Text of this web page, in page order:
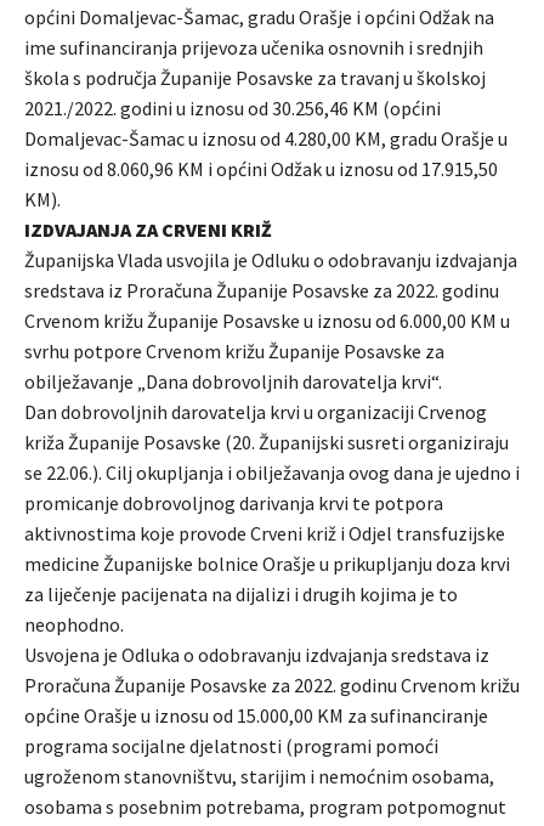
općini Domaljevac-Šamac, gradu Orašje i općini Odžak na
ime sufinanciranja prijevoza učenika osnovnih i srednjih
škola s područja Županije Posavske za travanj u školskoj
2021./2022. godini u iznosu od 30.256,46 KM (općini
Domaljevac-Šamac u iznosu od 4.280,00 KM, gradu Orašje u
iznosu od 8.060,96 KM i općini Odžak u iznosu od 17.915,50
KM).
IZDVAJANJA ZA CRVENI KRIŽ
Županijska Vlada usvojila je Odluku o odobravanju izdvajanja
sredstava iz Proračuna Županije Posavske za 2022. godinu
Crvenom križu Županije Posavske u iznosu od 6.000,00 KM u
svrhu potpore Crvenom križu Županije Posavske za
obilježavanje „Dana dobrovoljnih darovatelja krvi“.
Dan dobrovoljnih darovatelja krvi u organizaciji Crvenog
križa Županije Posavske (20. Županijski susreti organiziraju
se 22.06.). Cilj okupljanja i obilježavanja ovog dana je ujedno i
promicanje dobrovoljnog darivanja krvi te potpora
aktivnostima koje provode Crveni križ i Odjel transfuzijske
medicine Županijske bolnice Orašje u prikupljanju doza krvi
za liječenje pacijenata na dijalizi i drugih kojima je to
neophodno.
Usvojena je Odluka o odobravanju izdvajanja sredstava iz
Proračuna Županije Posavske za 2022. godinu Crvenom križu
općine Orašje u iznosu od 15.000,00 KM za sufinanciranje
programa socijalne djelatnosti (programi pomoći
ugroženom stanovništvu, starijim i nemoćnim osobama,
osobama s posebnim potrebama, program potpomognut